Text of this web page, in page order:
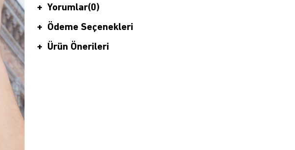
Yorumlar(0)
Ödeme Seçenekleri
Ürün Önerileri